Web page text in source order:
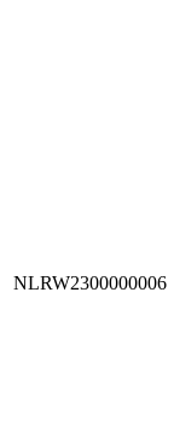
NLRW2300000006